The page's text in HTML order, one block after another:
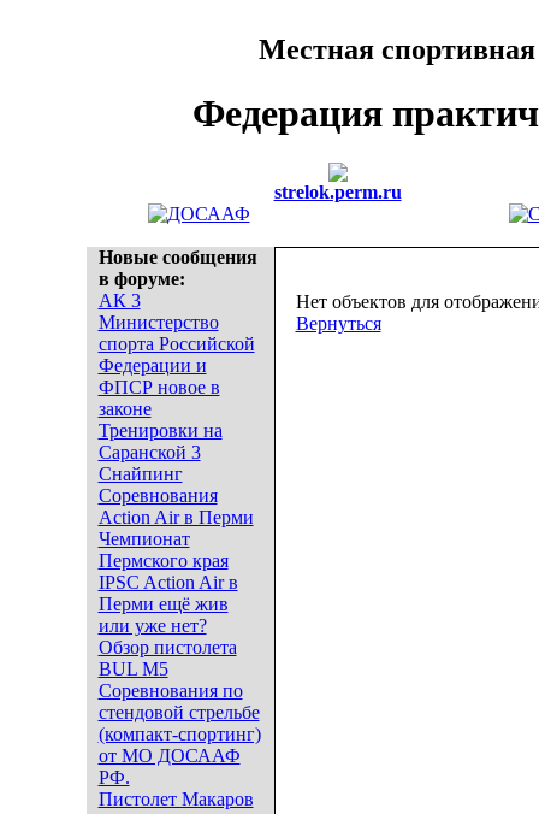
Местная
Федерация
strelok.perm.ru
Новые сообщения
в форуме:
АК 3
Министерство
спорта Российской
Федерации и
ФПСР новое в
законе
Тренировки на
Саранской 3
Снайпинг
Соревнования
Action Air в Перми
Чемпионат
Пермского края
IPSC Action Air в
Перми ещё жив
или уже нет?
Обзор пистолета
BUL M5
Соревнования по
стендовой стрельбе
(компакт-спортинг)
от МО ДОСААФ
РФ.
Пистолет Макаров
Нет объектов для
Вернуться